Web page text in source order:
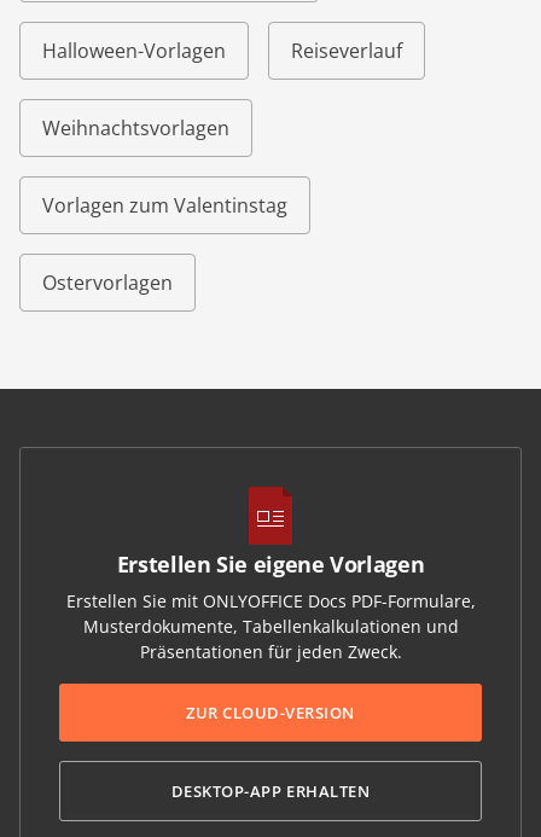
Halloween-Vorlagen Reiseverlauf
Weihnachtsvorlagen
Vorlagen zum Valentinstag
Ostervorlagen
Erstellen Sie eigene Vorlagen
Erstellen Sie mit ONLYOFFICE Docs PDF-Formulare,
Musterdokumente, Tabellenkalkulationen und
Präsentationen für jeden Zweck.
ZUR CLOUD-VERSION
DESKTOP-APP ERHALTEN